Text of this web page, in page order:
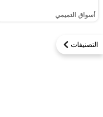
التصنيفات
أسواق التميمي